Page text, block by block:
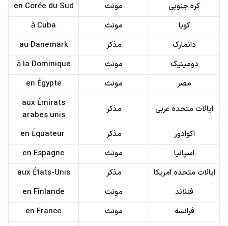
کره جنوبی مونث
en Corée du Sud
کوبا
مونث
à Cuba
دانمارک
مذکر
au Danemark
دومینیک
مونث
à la Dominique
مصر
مونث en Égypte
ایالات متحده عربی مذکر
aux Émirats
arabes unis
اکوادور
مذکر
اسپانیا
مونث
en Espagne
ایالات متحده آمریکا
مذکر
aux États-Unis
فنلاند
مونث
en Finlande
فرانسه
مونث
en France